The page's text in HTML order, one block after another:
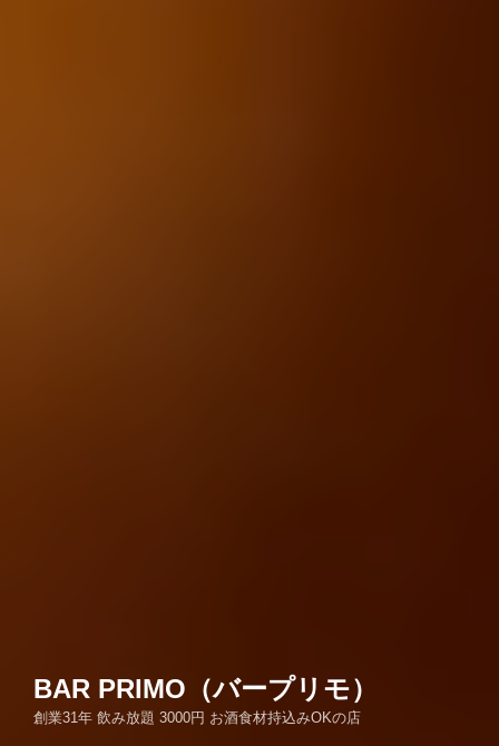
BAR PRIMO（バープリモ）
創業31年 飲み放題 3000円 お酒食材持込みOKの店